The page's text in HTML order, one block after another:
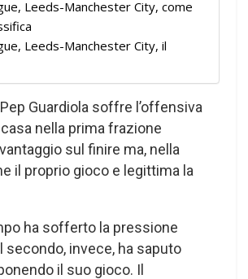
Leeds-Manchester City, come
Leeds-Manchester City, il
Guardiola soffre l’offensiva
nella prima frazione
sul finire ma, nella
il proprio gioco e legittima la
ha sofferto la pressione
secondo, invece, ha saputo
il suo gioco. Il